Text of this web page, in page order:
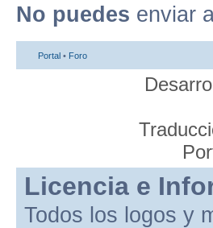
No puedes enviar
Portal • Foro
Licencia e
Todos los logos y